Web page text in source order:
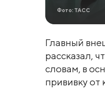
Фото: ТАСС
Главный
рассказал,
словам, в
прививку от